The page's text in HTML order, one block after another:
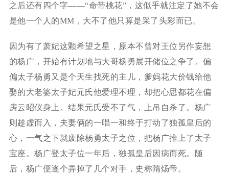
之后还有四个字——“命带桃花”，这似乎就注定了她不会
是他一个人的MM，大不了他只算是采了头彩而已。
因为有了萧妃这颗希望之星，原本不曾对王位另作妄想
的杨广，开始有计划地与大哥杨勇展开储位之争了。偏
偏太子杨勇又是个天生找死的主儿，爹妈花大价钱给他
娶的大老婆太子妃元氏他爱理不理，却把心思都花在偏
房云昭仪身上。结果元氏受不了气，上吊自杀了。杨广
则趁虚而入，夫妻俩的一唱一和终于打动了独孤皇后的
心，一气之下就废除杨勇太子之位，把杨广推上了太子
宝座。杨广登太子位一年后，独孤皇后因病而死。随
后，杨广便逐个弄掉了几个对手，史称隋炀帝。